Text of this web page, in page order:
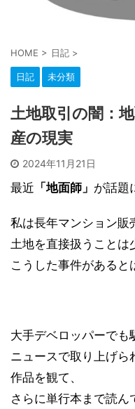
HOME > 日記 >
日記 未分類
土地取引の闇：
産の現実
2024年11月21日
最近 「地面師」 が話題
私は長年マンション販
土地を直接扱うことは
こうした事件があると
大手デベロッパーでも
ニュースで取り上げ
作品を観て、
さらに単行本まで読ん